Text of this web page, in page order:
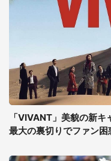
「VIVANT」美貌の新キ
最大の裏切りでファン